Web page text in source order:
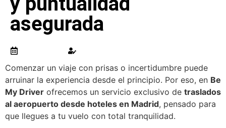
asegurada
Comenzar un viaje con prisas o incertidumbre puede
arruinar la experiencia desde el principio. Por eso, en Be
My Driver ofrecemos un servicio exclusivo de traslados
al aeropuerto desde hoteles en Madrid, pensado para
que llegues a tu vuelo con total tranquilidad.